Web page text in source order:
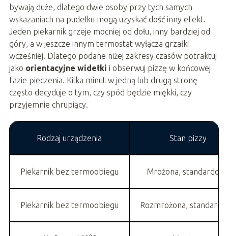
bywają duże, dlatego dwie osoby przy tych samych
wskazaniach na pudełku mogą uzyskać dość inny efekt.
Jeden piekarnik grzeje mocniej od dołu, inny bardziej od
góry, a w jeszcze innym termostat wyłącza grzałki
wcześniej. Dlatego podane niżej zakresy czasów potraktuj
jako orientacyjne widełki i obserwuj pizzę w końcowej
fazie pieczenia. Kilka minut w jedną lub drugą stronę
często decyduje o tym, czy spód będzie miękki, czy
przyjemnie chrupiący.
Rodzaj urządzenia Stan pizzy
Piekarnik bez termoobiegu Mrożona,
Piekarnik bez termoobiegu Rozmrożona,